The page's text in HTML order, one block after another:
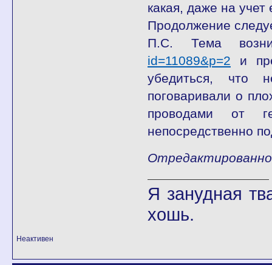
какая, даже на учет
Продолжение
П.С. Тема
id=11089&p=2 и
убедиться, что
поговаривали о
проводами от
непосредственно
Я занудная
хошь.
Неактивен